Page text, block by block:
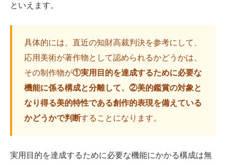
といえます。
具体的には、直近の知財高裁判決を参考にして、
応用美術が著作物として認められるかどうかは、
その制作物が①実用目的を達成するために必要な
機能に係る構成と分離して、②美的鑑賞の対象と
なり得る美的特性である創作的表現を備えている
かどうかで判断することになります。
実用目的を達成するために必要な機能にかかる構成は無